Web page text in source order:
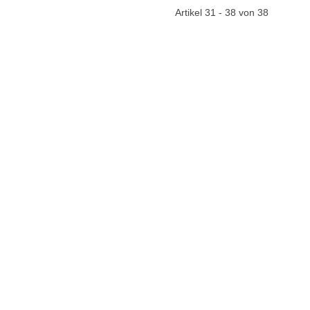
Artikel 31 - 38 von 38